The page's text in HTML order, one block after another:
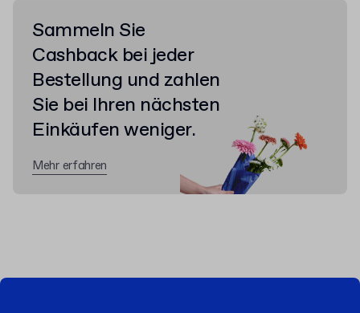
Sammeln Sie
Cashback bei jeder
Bestellung und zahlen
Sie bei Ihren nächsten
Einkäufen weniger.
Mehr erfahren